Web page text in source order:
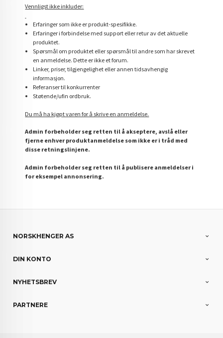
Vennligst ikke inkluder:
Erfaringer som ikke er produkt-spesifikke.
Erfaringer i forbindelse med support eller retur av det aktuelle
produktet.
Spørsmål om produktet eller spørsmål til andre som har skrevet
en anmeldelse. Dette er ikke et forum.
Linker, priser, tilgjengelighet eller annen tidsavhengig
informasjon.
Referanser til konkurrenter
Støtende/ufin ordbruk.
Du må ha kjøpt varen for å skrive en anmeldelse.
Admin forbeholder seg retten til å akseptere, avslå eller
fjerne enhver produktanmeldelse som ikke er i tråd med
disse retningslinjene.
Admin forbeholder seg retten til å publisere anmeldelser i
for eksempel annonsering.
NORSKHENGER AS
DIN KONTO
NYHETSBREV
PARTNERE